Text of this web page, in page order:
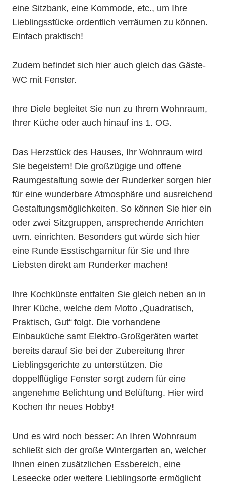
eine Sitzbank, eine Kommode, etc., um Ihre
Lieblingsstücke ordentlich verräumen zu können.
Einfach praktisch!
Zudem befindet sich hier auch gleich das Gäste-
WC mit Fenster.
Ihre Diele begleitet Sie nun zu Ihrem Wohnraum,
Ihrer Küche oder auch hinauf ins 1. OG.
Das Herzstück des Hauses, Ihr Wohnraum wird
Sie begeistern! Die großzügige und offene
Raumgestaltung sowie der Runderker sorgen hier
für eine wunderbare Atmosphäre und ausreichend
Gestaltungsmöglichkeiten. So können Sie hier ein
oder zwei Sitzgruppen, ansprechende Anrichten
uvm. einrichten. Besonders gut würde sich hier
eine Runde Esstischgarnitur für Sie und Ihre
Liebsten direkt am Runderker machen!
Ihre Kochkünste entfalten Sie gleich neben an in
Ihrer Küche, welche dem Motto „Quadratisch,
Praktisch, Gut“ folgt. Die vorhandene
Einbauküche samt Elektro-Großgeräten wartet
bereits darauf Sie bei der Zubereitung Ihrer
Lieblingsgerichte zu unterstützen. Die
doppelflüglige Fenster sorgt zudem für eine
angenehme Belichtung und Belüftung. Hier wird
Kochen Ihr neues Hobby!
Und es wird noch besser: An Ihren Wohnraum
schließt sich der große Wintergarten an, welcher
Ihnen einen zusätzlichen Essbereich, eine
Leseecke oder weitere Lieblingsorte ermöglicht